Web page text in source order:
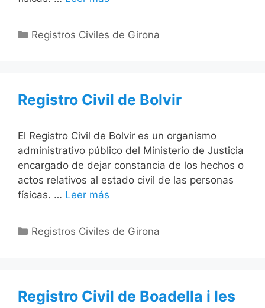
Categorías
Registros Civiles de Girona
Registro Civil de Bolvir
El Registro Civil de Bolvir es un organismo
administrativo público del Ministerio de Justicia
encargado de dejar constancia de los hechos o
actos relativos al estado civil de las personas
físicas. … Leer más
Categorías
Registros Civiles de Girona
Registro Civil de Boadella i les